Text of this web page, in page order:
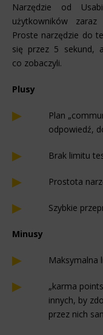
Narzędzie od
użytkowników
Proste narzędzie do
się przez 5 sekund,
co zobaczyli.
Plusy
Plan
odpowiedź,
Brak limitu
Prostota
Szybkie
Minusy
Maksymalna
„karma
innych, by
przez nich